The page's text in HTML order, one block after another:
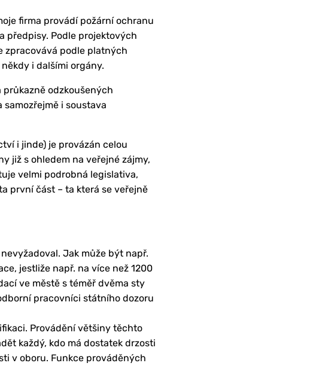
firma provádí požární ochranu
předpisy. Podle projektových
zpracovává podle platných
i dalšími orgány.
odzkoušených
samozřejmě i soustava
i jinde) je provázán celou
již s ohledem na veřejné zájmy,
velmi podrobná legislativa,
první část – ta která se veřejně
Jak může být např.
jestliže např. na více než 1200
ve městě s téměř dvěma sty
pracovníci státního dozoru
Provádění většiny těchto
každý, kdo má dostatek drzosti
v oboru. Funkce prováděných